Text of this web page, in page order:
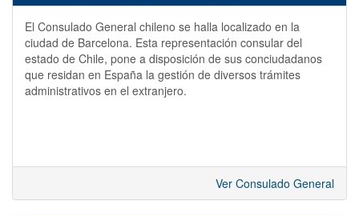
El Consulado General chileno se halla localizado en la
ciudad de Barcelona. Esta representación consular del
estado de Chile, pone a disposición de sus conciudadanos
que residan en España la gestión de diversos trámites
administrativos en el extranjero.
Ver Consulado General